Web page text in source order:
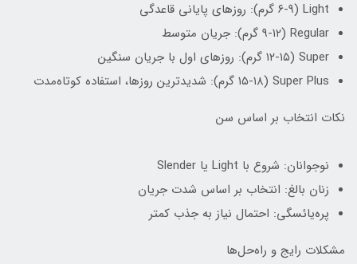
Light (۶-۹ گرم): روزهای پایانی قاعدگی
Regular (۹-۱۲ گرم): جریان متوسط
Super (۱۲-۱۵ گرم): روزهای اول با جریان سنگین
Super Plus (۱۵-۱۸ گرم): شدیدترین روزها، استفاده کوتاه‌مدت
نکات انتخاب بر اساس سن
نوجوانان: شروع با Light یا Slender
زنان بالغ: انتخاب بر اساس شدت جریان
پره‌یائسگی: احتمال نیاز به جذب کمتر
مشکلات رایج و راه‌حل‌ها